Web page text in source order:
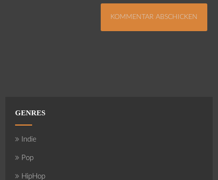
GENRES
Indie
Pop
HipHop